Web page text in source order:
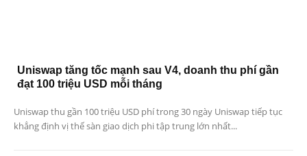
Uniswap tăng tốc mạnh sau V4, doanh thu phí gần
đạt 100 triệu USD mỗi tháng
Uniswap thu gần 100 triệu USD phí trong 30 ngày Uniswap tiếp tục
khẳng định vị thế sàn giao dịch phi tập trung lớn nhất...